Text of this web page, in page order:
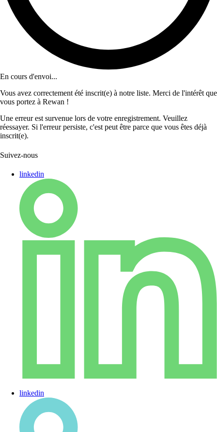
En cours d'envoi...
Vous avez correctement été inscrit(e) à notre liste. Merci de l'intérêt que
vous portez à Rewan !
Une erreur est survenue lors de votre enregistrement. Veuillez
réessayer. Si l'erreur persiste, c'est peut être parce que vous êtes déjà
inscrit(e).
Suivez-nous
linkedin
linkedin